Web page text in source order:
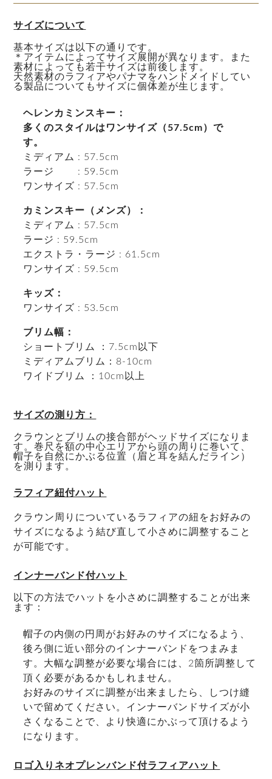
サイズについて
基本サイズは以下の通りです。
＊アイテムによってサイズ展開が異なります。また
素材によっても若干サイズは前後します。
天然素材のラフィアやパナマをハンドメイドしてい
る製品についてもサイズに個体差が生じます。
ヘレンカミンスキー：
多くのスタイルはワンサイズ（57.5cm）で
す。
ミディアム : 57.5cm
ラージ : 59.5cm
ワンサイズ : 57.5cm
カミンスキー（メンズ）：
ミディアム : 57.5cm
ラージ : 59.5cm
エクストラ・ラージ : 61.5cm
ワンサイズ : 59.5cm
キッズ：
ワンサイズ : 53.5cm
ブリム幅：
ショートブリム ：7.5cm以下
ミディアムブリム：8-10cm
ワイドブリム ：10cm以上
サイズの測り方：
クラウンとブリムの接合部がヘッドサイズになりま
す。巻尺を額の中心エリアから頭の周りに巻いて、
帽子を自然にかぶる位置（眉と耳を結んだライン）
を測ります。
ラフィア紐付ハット
クラウン周りについているラフィアの紐をお好みの
サイズになるよう結び直して小さめに調整すること
が可能です。
インナーバンド付ハット
以下の方法でハットを小さめに調整することが出来
ます：
帽子の内側の円周がお好みのサイズになるよう、
後ろ側に近い部分のインナーバンドをつまみま
す。大幅な調整が必要な場合には、2箇所調整して
頂く必要があるかもしれません。
お好みのサイズに調整が出来ましたら、しつけ縫
いで留めてください。インナーバンドサイズが小
さくなることで、より快適にかぶって頂けるよう
になります。
ロゴ入りネオプレンバンド付ラフィアハット